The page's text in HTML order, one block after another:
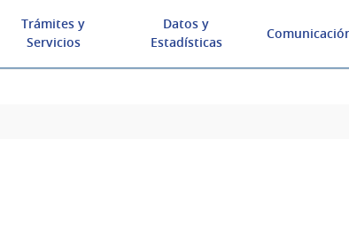
Trámites y
Servicios
Datos y
Estadísticas